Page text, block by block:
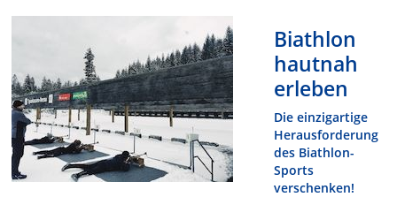
Biathlon
hautnah
erleben
Die einzigartige
Herausforderung
des Biathlon-
Sports
verschenken!